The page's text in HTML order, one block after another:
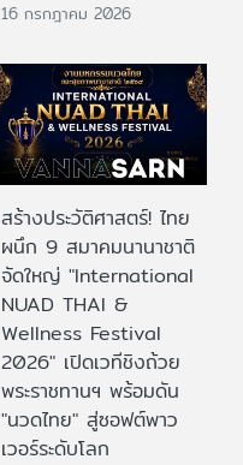
16 กรกฎาคม 2026
สร้างประวัติศาสตร์! ไทย
ผนึก 9 สมาคมนานาชาติ
จัดใหญ่ "International
NUAD THAI &
Wellness Festival
2026" เปิดเวทีชิงถ้วย
พระราชทานฯ พร้อมดัน
"นวดไทย" สู่ซอฟต์พาว
เวอร์ระดับโลก